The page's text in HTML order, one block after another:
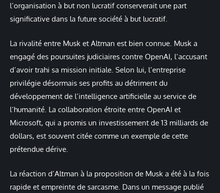
l’organisation à but non lucratif conserverait une part
significative dans la future société à but lucratif.
La rivalité entre Musk et Altman est bien connue. Musk a
engagé des poursuites judiciaires contre OpenAI, l’accusant
d’avoir trahi sa mission initiale. Selon lui, l’entreprise
privilégie désormais ses profits au détriment du
développement de l’intelligence artificielle au service de
l’humanité. La collaboration étroite entre OpenAI et
Microsoft, qui a promis un investissement de 13 milliards de
dollars, est souvent citée comme un exemple de cette
prétendue dérive.
La réaction d’Altman à la proposition de Musk a été à la fois
rapide et empreinte de sarcasme. Dans un message publié